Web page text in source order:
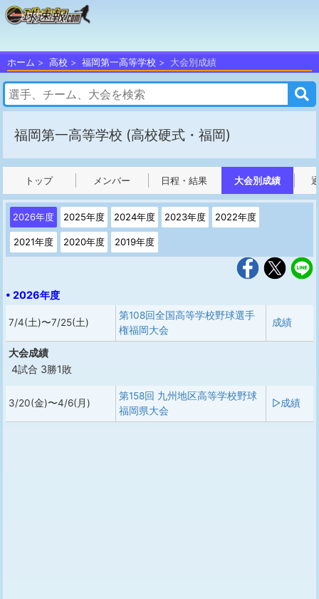
ホーム 高校 福岡第一高等学校 大会別成績
福岡第一高等学校 (高校硬式・福岡)
トップ メンバー 日程・結果 大会別成績
2026年度 2025年度 2024年度 2023年度 2022年度
2021年度 2020年度 2019年度
• 2026年度
7/4(土)〜7/25(土)
第108回全国高等学校野球選手
権福岡大会
成績
大会成績
4試合 3勝1敗
3/20(金)〜4/6(月)
第158回 九州地区高等学校野球
福岡県大会
▷成績